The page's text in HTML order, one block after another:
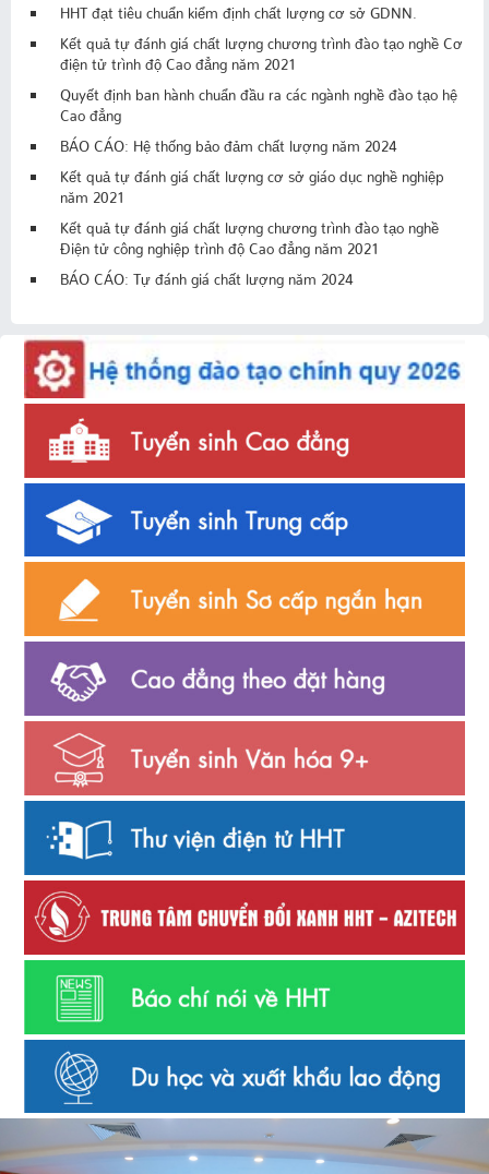
HHT đạt tiêu chuẩn kiểm định chất lượng cơ sở GDNN.
Kết quả tự đánh giá chất lượng chương trình đào tạo nghề Cơ
điện tử trình độ Cao đẳng năm 2021
Quyết định ban hành chuẩn đầu ra các ngành nghề đào tạo hệ
Cao đẳng
BÁO CÁO: Hệ thống bảo đảm chất lượng năm 2024
Kết quả tự đánh giá chất lượng cơ sở giáo dục nghề nghiệp
năm 2021
Kết quả tự đánh giá chất lượng chương trình đào tạo nghề
Điện tử công nghiệp trình độ Cao đẳng năm 2021
BÁO CÁO: Tự đánh giá chất lượng năm 2024